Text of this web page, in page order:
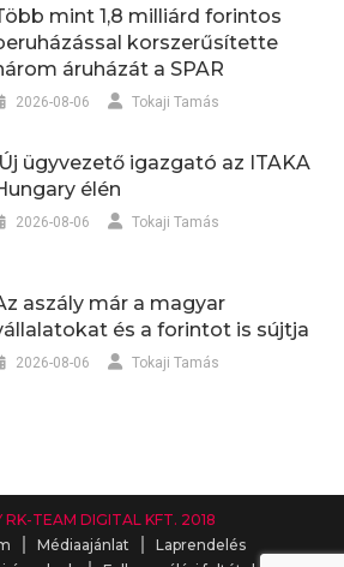
mint 1,8 milliárd forintos
korszerűsítette
áruházát a SPAR
2026-08-06 Tokaji Tamás
Új ügyvezető igazgató az ITAKA
élén
2026-08-06 Tokaji Tamás
aszály már a magyar
és a forintot is sújtja
2026-08-06 Tokaji Tamás
RK-TEAM DIGITAL KFT. 2018
Médiaajánlat
Laprendelés